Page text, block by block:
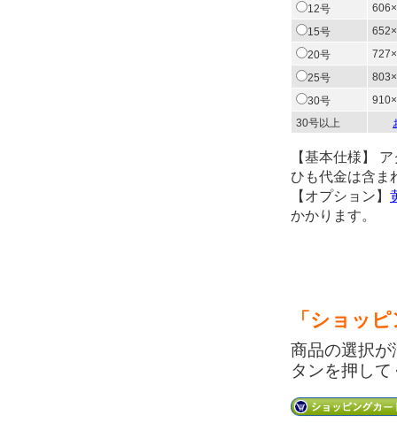
12号
15号
20号
25号
30号
30号以上
【基本仕様】
ひも代金は含ま
【オプション】
かかります。
「ショッ
商品の選択
タンを押し